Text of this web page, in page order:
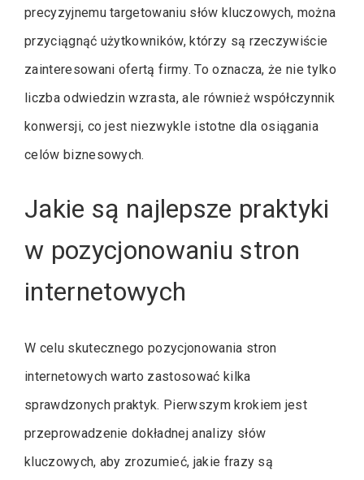
precyzyjnemu targetowaniu słów kluczowych, można
przyciągnąć użytkowników, którzy są rzeczywiście
zainteresowani ofertą firmy. To oznacza, że nie tylko
liczba odwiedzin wzrasta, ale również współczynnik
konwersji, co jest niezwykle istotne dla osiągania
celów biznesowych.
Jakie są najlepsze praktyki
w pozycjonowaniu stron
internetowych
W celu skutecznego pozycjonowania stron
internetowych warto zastosować kilka
sprawdzonych praktyk. Pierwszym krokiem jest
przeprowadzenie dokładnej analizy słów
kluczowych, aby zrozumieć, jakie frazy są